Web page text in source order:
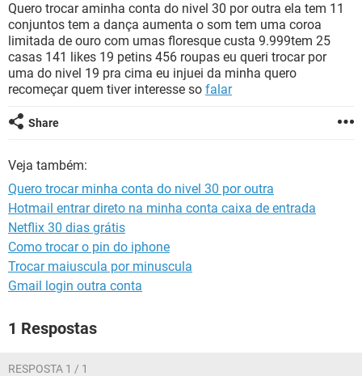
GUIA DE COMPRAS
INSTAGRAM GMAIL
GUIA DE COMPRAS
CELULAR FACEBOOK
OUTLOOK EXCEL
INSTAGRAM GMAIL
GUIA DE COMPRAS
Quero trocar aminha conta do nivel 30 por outra ela tem 11
conjuntos tem a dança aumenta o som tem uma coroa
limitada de ouro com umas floresque custa 9.999tem 25
casas 141 likes 19 petins 456 roupas eu queri trocar por
uma do nivel 19 pra cima eu injuei da minha quero
recomeçar quem tiver interesse so falar
Share
Veja também:
Quero trocar minha conta do nivel 30 por outra
Hotmail entrar direto na minha conta caixa de entrada
Netflix 30 dias grátis
Como trocar o pin do iphone
Trocar maiuscula por minuscula
Gmail login outra conta
1 Respostas
RESPOSTA 1 / 1